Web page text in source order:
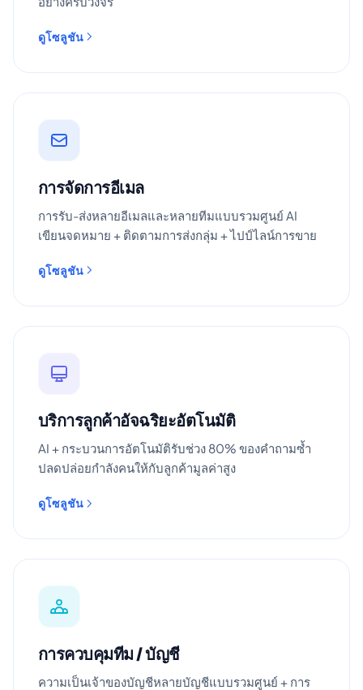
ดูโซลูชัน
การจัดการอีเมล
การรับ-ส่งหลายอีเมลและหลายทีมแบบรวมศูนย์ AI
เขียนจดหมาย + ติดตามการส่งกลุ่ม + ไปป์ไลน์การขาย
ดูโซลูชัน
บริการลูกค้าอัจฉริยะอัตโนมัติ
AI + กระบวนการอัตโนมัติรับช่วง 80% ของคำถามซ้ำ
ปลดปล่อยกำลังคนให้กับลูกค้ามูลค่าสูง
ดูโซลูชัน
การควบคุมทีม / บัญชี
ความเป็นเจ้าของบัญชีหลายบัญชีแบบรวมศูนย์ + การ